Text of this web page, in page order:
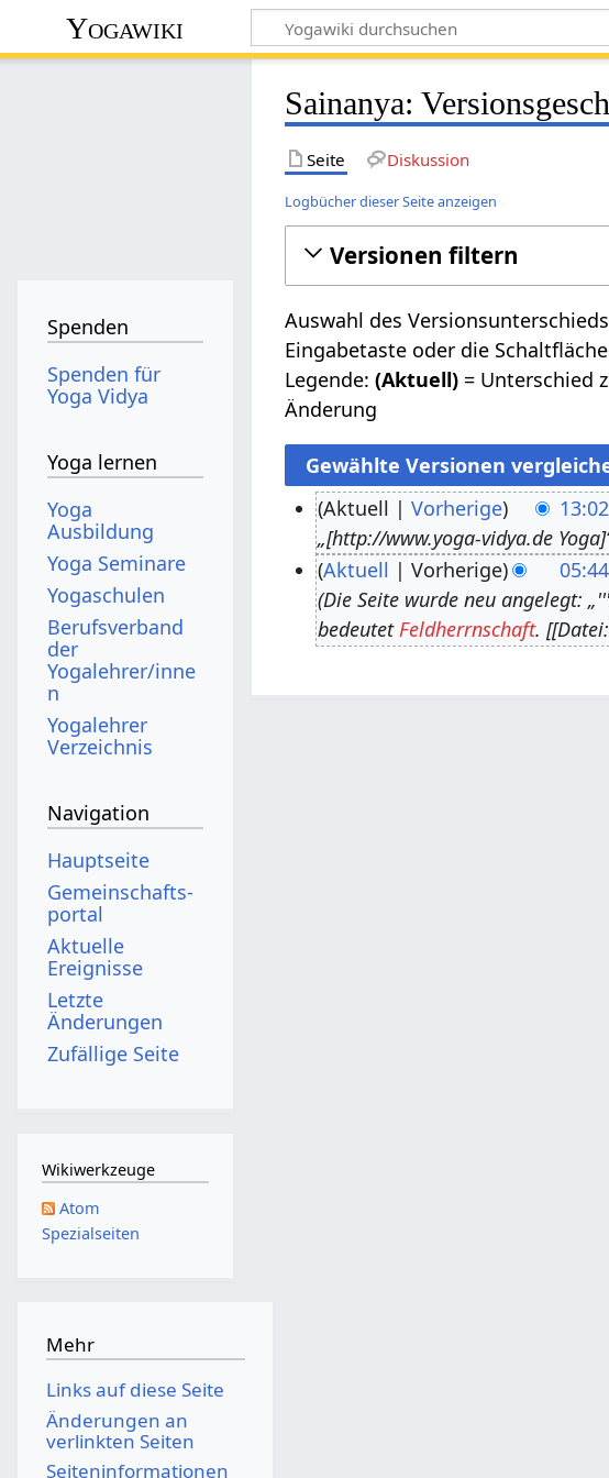
Yogawiki
Sainanya:
Seite Diskussion
Logbücher dieser Seite anzeigen
Versionen filtern
Auswahl des
Eingabetaste oder die
Legende:(Aktuell) = Unterschied
Änderung
i
Aktuell Vorherige
„[http://www.yoga-vidya.de
u
Aktuell Vorherige
Die Seite wurde neu angelegt:
bedeutet Feldherrnschaft.
Spenden
Spenden für
Yoga Vidya
Yoga lernen
Yoga
Ausbildung
Yoga Seminare
Yogaschulen
Berufsverband
der
Yogalehrer/inne
n
Yogalehrer
Verzeichnis
Navigation
Hauptseite
Gemeinschafts­
portal
Aktuelle
Ereignisse
Letzte
Änderungen
Zufällige Seite
Wikiwerkzeuge
Atom
Spezialseiten
Mehr
Links auf diese Seite
Änderungen an
verlinkten Seiten
Seiten­­informationen